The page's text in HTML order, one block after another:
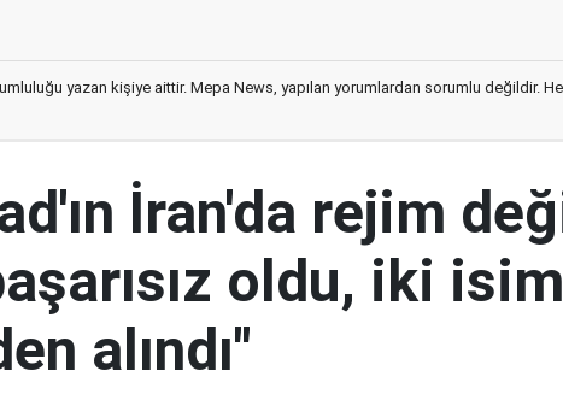
yazan kişiye aittir. Mepa News, yapılan yorumlardan sorumlu değildir.
İran'da rejim
oldu, iki isim
alındı"